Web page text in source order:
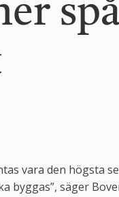
vara den högsta
byggas”, säger